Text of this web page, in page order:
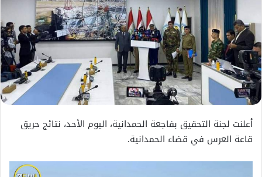
أعلنت لجنة التحقيق بفاجعة الحمدانية، اليوم الأحد، نتائج حريق
قاعة العرس في قضاء الحمدانية.